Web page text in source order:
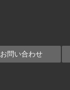
お問い合わせ